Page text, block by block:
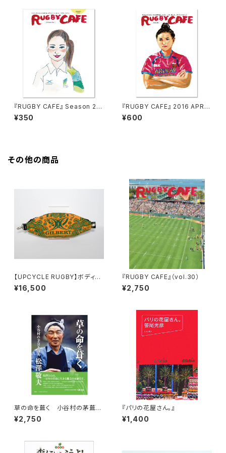
『RUGBY CAFE』 Season 2 /
2019 February Edition（vol.
26）
¥350
『RUGBY CAFE』 2016 APRIL
（vol.25）
¥600
その他の商品
【UPCYCLE RUGBY】ボディバ
ッグ（Wallabies Type-B）
¥16,500
『RUGBY CAFE』（vol.30）
¥2,750
草の命を葺く 小谷村の茅葺き
職人 松澤敬夫
¥2,750
『パリの花屋さん。』
¥1,400